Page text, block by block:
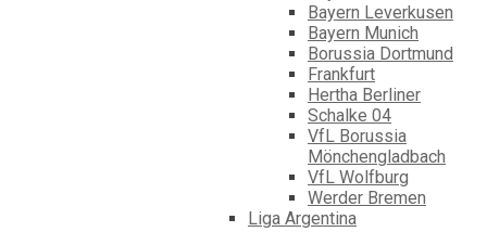
Bayern Leverkusen
Bayern Munich
Borussia Dortmund
Frankfurt
Hertha Berliner
Schalke 04
VfL Borussia
Mönchengladbach
VfL Wolfburg
Werder Bremen
Liga Argentina